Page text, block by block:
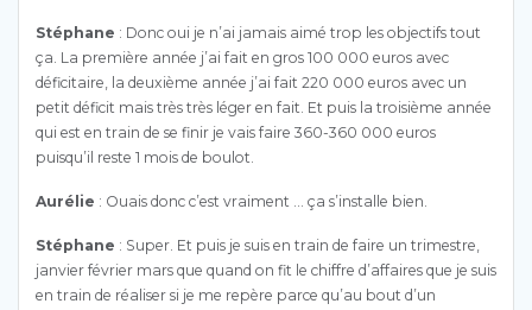
Stéphane : Donc oui je n’ai jamais aimé trop les objectifs tout
ça. La première année j’ai fait en gros 100 000 euros avec
déficitaire, la deuxième année j’ai fait 220 000 euros avec un
petit déficit mais très très léger en fait. Et puis la troisième année
qui est en train de se finir je vais faire 360-360 000 euros
puisqu’il reste 1 mois de boulot.
Aurélie : Ouais donc c’est vraiment … ça s’installe bien.
Stéphane : Super. Et puis je suis en train de faire un trimestre,
janvier février mars que quand on fit le chiffre d’affaires que je suis
en train de réaliser si je me repère parce qu’au bout d’un